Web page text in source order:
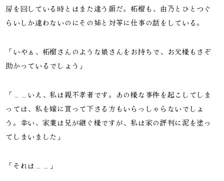
房を回している時とはまた違う顔だ。柘榴も、由乃とひとつぐ
らいしか違わないのにその姉と対等に仕事の話をしている。
「いやぁ、柘榴さんのような娘さんをお持ちで、お父様もさぞ
助かっているでしょう」
「……いえ、私は親不孝者です。あの様な事件を起こしてしま
っては、私を嫁に貰って下さる方もいらっしゃらないでしょ
う。幸い、家業は兄が継ぐ様ですが、私は家の評判に泥を塗っ
てしまいました」
「それは……」